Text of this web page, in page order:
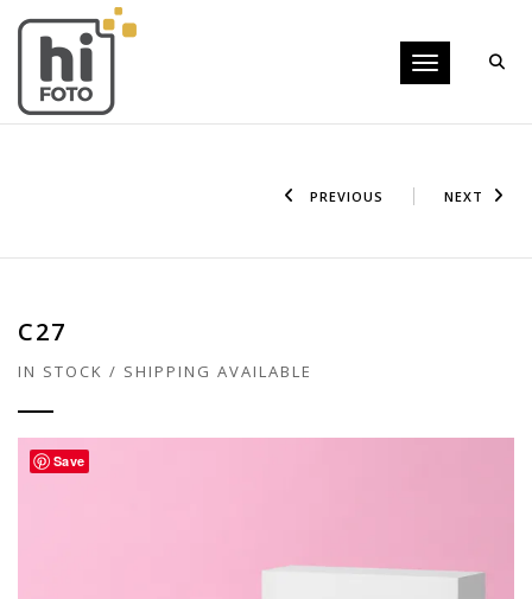
Toggle
PREVIOUS NEXT
C27
IN STOCK / SHIPPING AVAILABLE
Save